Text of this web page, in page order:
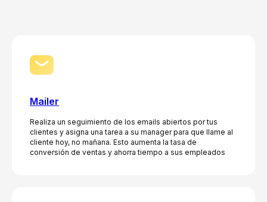
Mailer
Realiza un seguimiento de los emails abiertos por tus
clientes y asigna una tarea a su manager para que llame al
cliente hoy, no mañana. Esto aumenta la tasa de
conversión de ventas y ahorra tiempo a sus empleados